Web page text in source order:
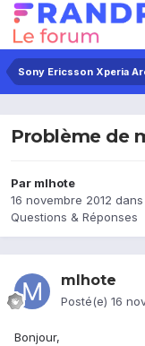
Problème de
Par mlhote
16 novembre 2012 dans
Questions & Réponses
mlhote
Posté(e) 16
Bonjour,